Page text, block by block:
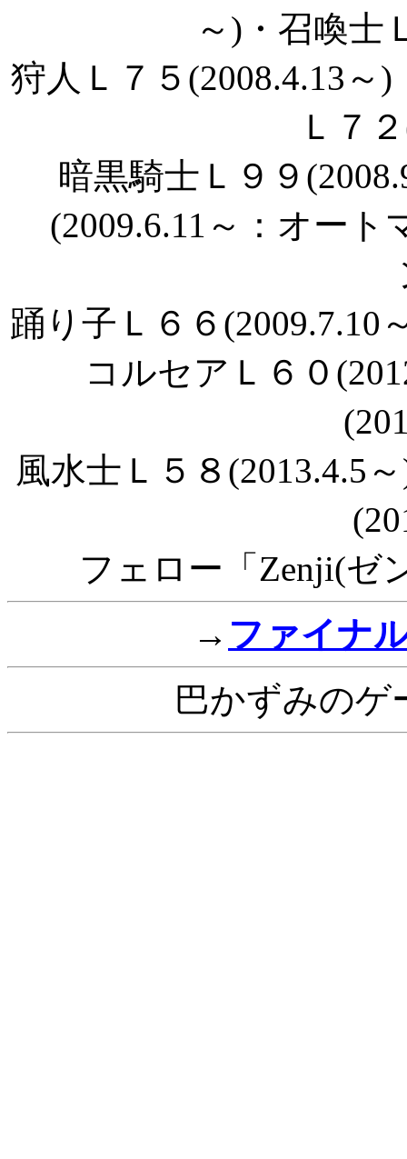
～)・召喚士
狩人Ｌ７５(2008.4.13～
Ｌ７
暗黒騎士Ｌ９９
(2009.6.11～：オー
踊り子Ｌ６６(2009.7.10
コルセアＬ６０
風水士Ｌ５８(2013.4.5
フェロー「Zenji(ゼ
→ ファイナ
巴かずみのゲ